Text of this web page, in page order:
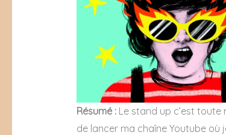
Résumé :Le stand up c’est toute
de lancer ma chaîne Youtube où